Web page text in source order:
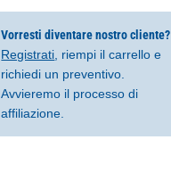
Vorresti diventare nostro cliente?
Registrati, riempi il carrello e
richiedi un preventivo.
Avvieremo il processo di
affiliazione.